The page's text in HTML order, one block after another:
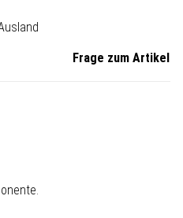
Frage zum Artikel